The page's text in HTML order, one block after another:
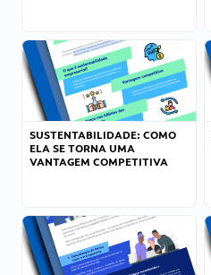
SUSTENTABILIDADE: COMO
ELA SE TORNA UMA
VANTAGEM COMPETITIVA